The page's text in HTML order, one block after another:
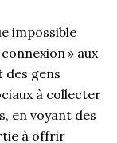
impossible
» aux
des gens
à collecter
en voyant des
à offrir